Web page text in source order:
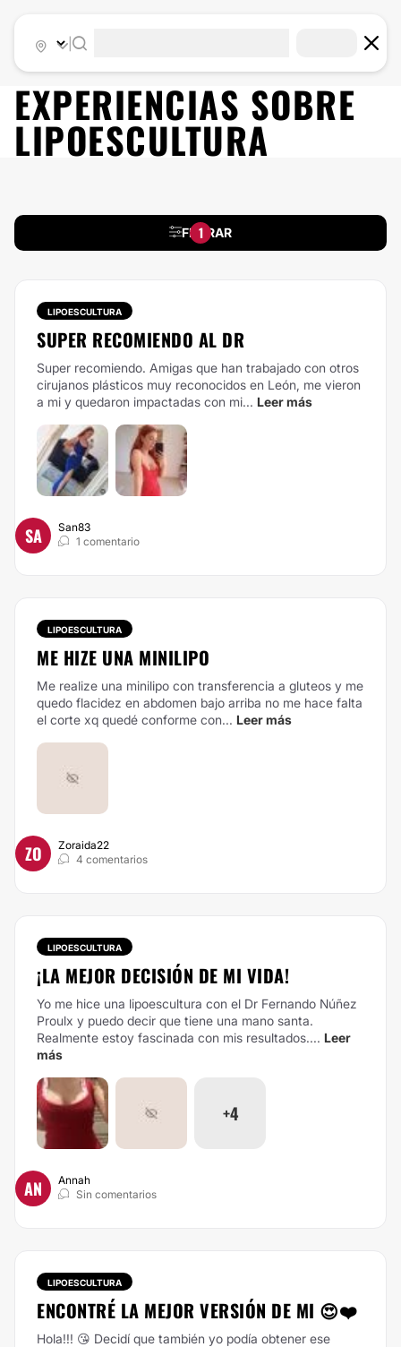
EXPERIENCIAS SOBRE
LIPOESCULTURA
FILTRAR
1
LIPOESCULTURA
SUPER RECOMIENDO AL DR
Super recomiendo. Amigas que han trabajado con otros
cirujanos plásticos muy reconocidos en León, me vieron
a mi y quedaron impactadas con mi... Leer más
SA
San83
1 comentario
LIPOESCULTURA
ME HIZE UNA MINILIPO
Me realize una minilipo con transferencia a gluteos y me
quedo flacidez en abdomen bajo arriba no me hace falta
el corte xq quedé conforme con... Leer más
ZO
Zoraida22
4 comentarios
LIPOESCULTURA
¡LA MEJOR DECISIÓN DE MI VIDA!
Yo me hice una lipoescultura con el Dr Fernando Núñez
Proulx y puedo decir que tiene una mano santa.
Realmente estoy fascinada con mis resultados.... Leer
más
+4
AN
Annah
Sin comentarios
LIPOESCULTURA
ENCONTRÉ LA MEJOR VERSIÓN DE MI 😍❤️
Hola!!! 😘 Decidí que también yo podía obtener ese